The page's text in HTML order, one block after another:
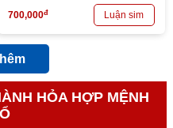
700,000đ
HỎA HỢP MỆNH